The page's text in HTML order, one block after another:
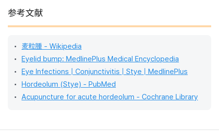
参考文献
麦粒腫 - Wikipedia
Eyelid bump: MedlinePlus Medical Encyclopedia
Eye Infections | Conjunctivitis | Stye | MedlinePlus
Hordeolum (Stye) - PubMed
Acupuncture for acute hordeolum - Cochrane Library